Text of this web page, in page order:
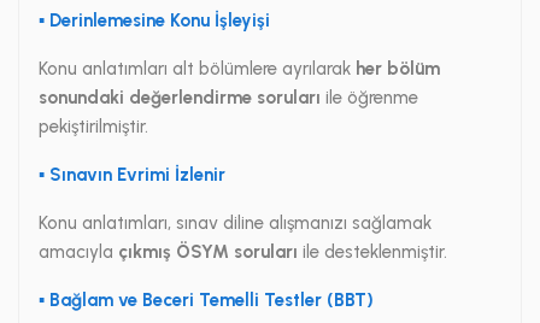
▪ Derinlemesine Konu İşleyişi
Konu anlatımları alt bölümlere ayrılarak her bölüm
sonundaki değerlendirme soruları ile öğrenme
pekiştirilmiştir.
▪ Sınavın Evrimi İzlenir
Konu anlatımları, sınav diline alışmanızı sağlamak
amacıyla çıkmış ÖSYM soruları ile desteklenmiştir.
▪ Bağlam ve Beceri Temelli Testler (BBT)